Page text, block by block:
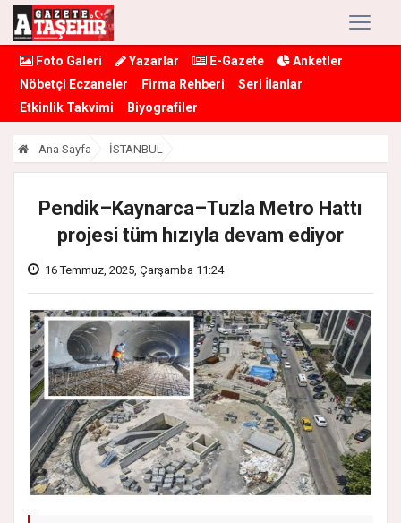
Foto Galeri Yazarlar E-Gazete
Anketler
Nöbetçi Eczaneler
Firma Rehberi
Seri İlanlar
Etkinlik Takvimi
Biyografiler
Ana Sayfa İSTANBUL
Pendik–Kaynarca–Tuzla Metro Hattı
projesi tüm hızıyla devam ediyor
16 Temmuz, 2025, Çarşamba 11:24